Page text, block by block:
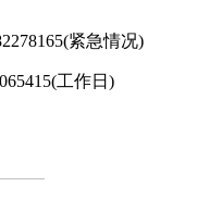
紧急情况)
工作日)